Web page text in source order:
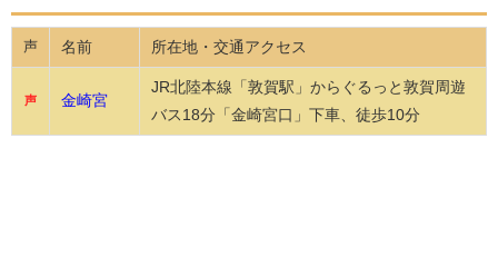
声 名前 所在地・交通アクセス
声 金崎宮
JR北陸本線「敦賀駅」からぐるっと敦賀周遊
バス18分「金崎宮口」下車、徒歩10分